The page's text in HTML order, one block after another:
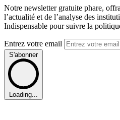
Notre newsletter gratuite phare,
l’actualité et de l’analyse des
Indispensable pour suivre la
Entrez votre email
S'abonner
Loading...